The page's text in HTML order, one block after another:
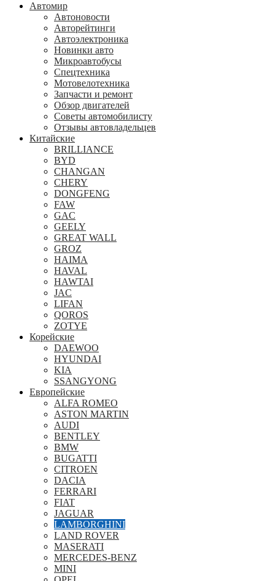
Автомир
Автоновости
Авторейтинги
Автоэлектроника
Новинки авто
Микроавтобусы
Спецтехника
Мотовелотехника
Запчасти и ремонт
Обзор двигателей
Советы автомобилисту
Отзывы автовладельцев
Китайские
BRILLIANCE
BYD
CHANGAN
CHERY
DONGFENG
FAW
GAC
GEELY
GREAT WALL
GROZ
HAIMA
HAVAL
HAWTAI
JAC
LIFAN
QOROS
ZOTYE
Корейские
DAEWOO
HYUNDAI
KIA
SSANGYONG
Европейские
ALFA ROMEO
ASTON MARTIN
AUDI
BENTLEY
BMW
BUGATTI
CITROEN
DACIA
FERRARI
FIAT
JAGUAR
LAMBORGHINI
LAND ROVER
MASERATI
MERCEDES-BENZ
MINI